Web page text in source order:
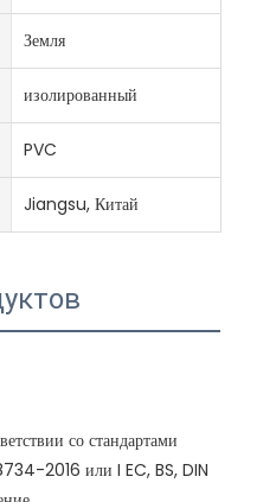
Земля
изолированный
PVC
Jiangsu, Китай
со стандартами
2016 или I EC, BS, DIN